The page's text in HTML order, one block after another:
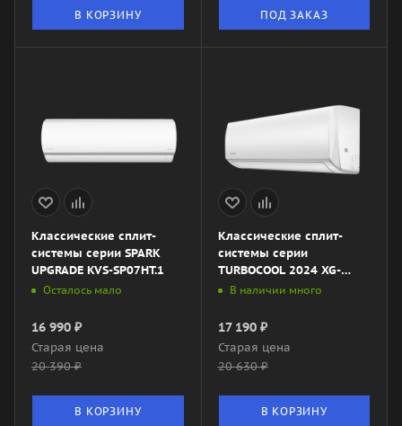
В КОРЗИНУ ПОД ЗАКАЗ
Классические сплит-
системы серии SPARK
UPGRADE KVS-SP07HT.1
Осталось мало
16 990 ₽
Старая цена
20 390₽
В КОРЗИНУ
Классические сплит-
системы серии
TURBOCOOL 2024 XG-
TXC21RHA
В наличии много
17 190₽
Старая цена
20 630₽
В КОРЗИНУ